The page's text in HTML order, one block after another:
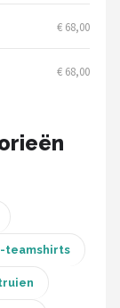
€ 68,00
€ 68,00
teamshirts